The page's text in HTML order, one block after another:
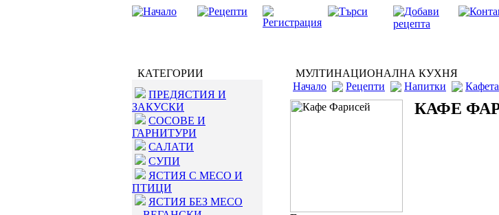
КАТЕГОРИИ
ПРЕДЯСТИЯ И
ЗАКУСКИ
СОСОВЕ И
ГАРНИТУРИ
САЛАТИ
СУПИ
ЯСТИЯ С МЕСО И
ПТИЦИ
ЯСТИЯ БЕЗ МЕСО
МУЛТИНАЦИОНАЛНА КУХНЯ
Начало
Рецепти Напитки Кафета
КАФЕ